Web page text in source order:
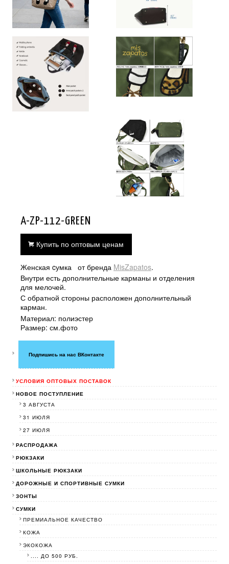
A-ZP-112-GREEN
Купить по оптовым ценам
Женская cумка от бренда MisZapatos.
Внутри есть дополнительные карманы и отделения
для мелочей.
С обратной стороны расположен дополнительный
карман.
Материал: полиэстер
Размер: см.фото
Подпишись на нас ВКонтакте
УСЛОВИЯ ОПТОВЫХ ПОСТАВОК
НОВОЕ ПОСТУПЛЕНИЕ
3 АВГУСТА
31 ИЮЛЯ
27 ИЮЛЯ
РАСПРОДАЖА
РЮКЗАКИ
ШКОЛЬНЫЕ РЮКЗАКИ
ДОРОЖНЫЕ И СПОРТИВНЫЕ СУМКИ
ЗОНТЫ
СУМКИ
ПРЕМИАЛЬНОЕ КАЧЕСТВО
КОЖА
ЭКОКОЖА
.... ДО 500 РУБ.